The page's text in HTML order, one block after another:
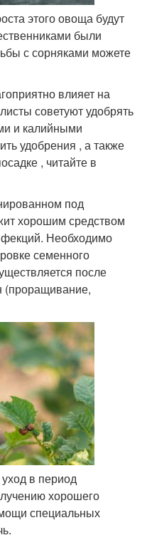
этого овоща будут
были
с сорняками можете
влияет на
советуют удобрять
и калийными
удобрения , а также
, читайте в
под
хорошим средством
Необходимо
семенного
после
(проращивание,
в период
хорошего
специальных